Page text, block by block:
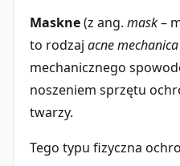
Maskne(z ang. mask–
to rodzaj acne mechanica
mechanicznego
noszeniem sprzętu
twarzy.
Tego typu fizyczna